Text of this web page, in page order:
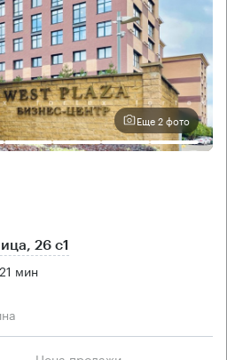
Еще 2 фото
26 с1
21 мин